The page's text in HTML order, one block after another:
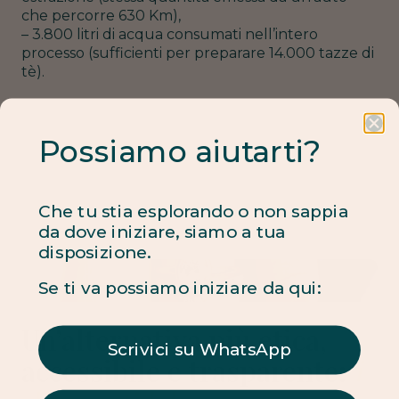
che percorre 630 Km),
– 3.800 litri di acqua consumati nell’intero
processo (sufficienti per preparare 14.000 tazze di
tè).
Un’alternativa più etica,
accessibile e trasparente:i
Possiamo aiutarti?
Che tu stia esplorando o non sappia
da dove iniziare, siamo a tua
disposizione.
Se ti va possiamo iniziare da qui:
Scrivici su WhatsApp